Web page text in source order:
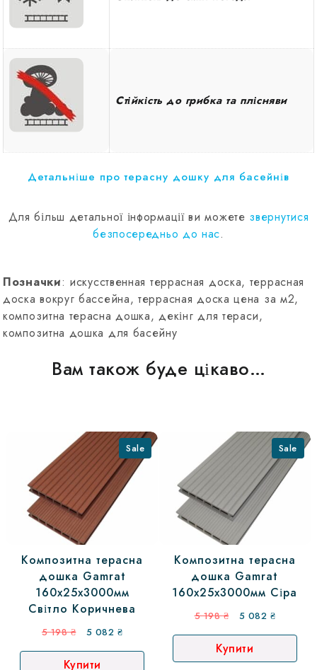
Стійкість до грибка та плісняви
Детальніше про терасну дошку для басейнів
Для більш детальної інформації ви можете звернутися
безпосередньо до нас.
Позначки: искусственная террасная доска, террасная
доска вокруг бассейна, террасная доска цена за м2,
композитна терасна дошка, декінг для тераси,
композитна дошка для басейну
Вам також буде цікаво…
Sale
Композитна терасна
дошка Gamrat
160х25х3000мм
Світло Коричнева
5 198₴
Оригінальна
ціна:
5
5 082 ₴Поточна
ціна:
Купити
Sale
Композитна терасна
дошка Gamrat
160х25х3000мм Сіра
5 198₴
Оригінальна
ціна:
5
198 ₴.
5 082 ₴Поточна
ціна:
082 ₴.
Купити